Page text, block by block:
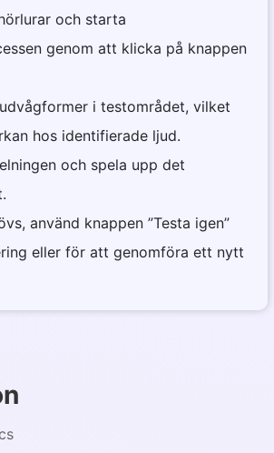
och starta
genom att klicka på knappen
i testområdet, vilket
hos identifierade ljud.
och spela upp det
använd knappen ”Testa igen”
eller för att genomföra ett nytt